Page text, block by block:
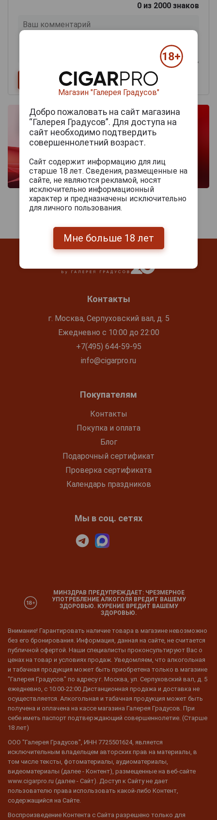
0 из 2000 знаков
Контакты
г. Москва, Серпуховский вал, д. 5
Ежедневно с 10:00 до 22:00
+7(495) 644-59-95
info@cigarpro.ru
Покупателям
Контакты
Покупка и оплата
Блог
Подарочный сертификат
Проверка сертификата
Календарь праздников
Мы в соц. сетях
МИНЗДРАВ ПРЕДУПРЕЖДАЕТ: ЧРЕЗМЕРНОЕ
УПОТРЕБЛЕНИЕ АЛКОГОЛЯ ВРЕДИТ ВАШЕМУ
ЗДОРОВЬЮ. КУРЕНИЕ ВРЕДИТ ВАШЕМУ
ЗДОРОВЬЮ.
Внимание! Гарантировать наличие товара в магазине невозможно
без его бронирования. Информация, данная на сайте, не считается
публичной офертой. Наши специалисты проконсультируют Вас о
ценах на товар и условиях продаж. Уведомляем, что алкогольная
и табачная продукция может быть приобретена только в магазине
"Галерея Градусов" по адресу г. Москва, ул. Серпуховский вал, д. 5
ежедневно, с 10:00-22:00 Дистанционная продажа и доставка не
осуществляется. Алкогольная и табачная продукция может быть
получена и оплачена на кассе магазина Галерея Градусов. При
себе иметь паспорт подтверждающий совершеннолетие. (Старше
18 лет)
ООО "Галерея Градусов", ИНН 7725501624, является
исключительным владельцем авторских прав на материалы, в
том числе тексты, фотоматериалы, аудиоматериалы,
видеоматериалы (далее - Контент), размещенные на веб-сайте
www.cigarpro.ru (далее - Сайт). Доступ к Сайту не дает
пользователю права использовать какой-либо Контент,
содержащийся на Сайте.
Воспроизведение Контента с Сайта разрешено только для
Магазин "Галерея Градусов"
Добро пожаловать на сайт магазина
“Галерея Градусов”. Для доступа на
сайт необходимо подтвердить
совершеннолетний возраст.
Сайт содержит информацию для лиц
старше 18 лет. Сведения, размещенные на
сайте, не являются рекламой, носят
исключительно информационный
характер и предназначены исключительно
для личного пользования.
Мне больше 18 лет